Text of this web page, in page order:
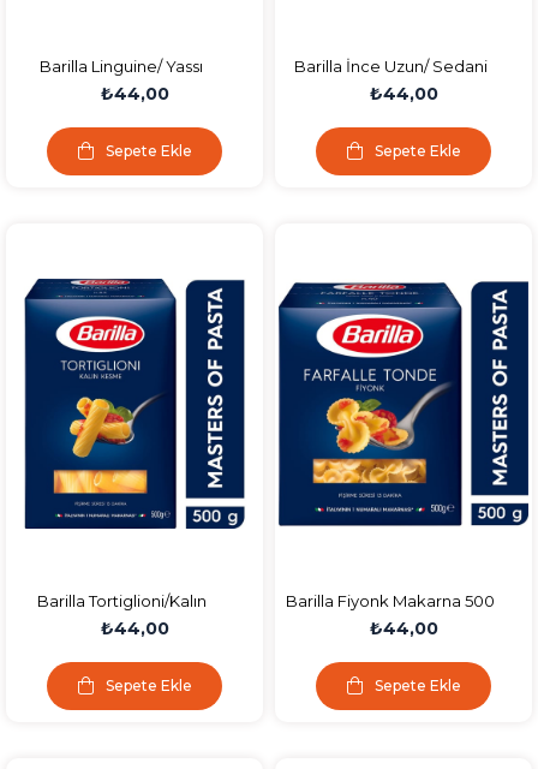
Barilla Linguine/ Yassı
Spagetti n.13 Makarna 500
₺44,00
Sepete Ekle
Barilla İnce Uzun/ Sedani
Rigati Sade Makarna 500
₺44,00
Sepete Ekle
Barilla Tortiglioni/Kalın
Kesme Makarna 500 GR.
₺44,00
Sepete Ekle
Barilla Fiyonk Makarna 500
Gr
₺44,00
Sepete Ekle